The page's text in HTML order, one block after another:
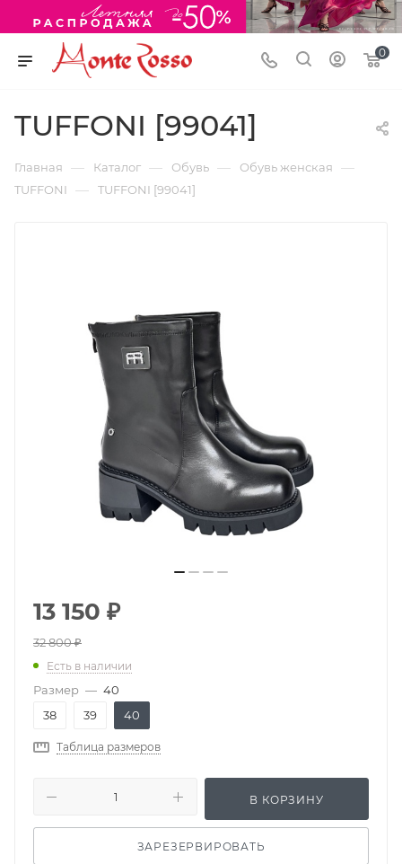
0
TUFFONI [99041]
Главная — Каталог — Обувь — Обувь женская —
TUFFONI — TUFFONI [99041]
13 150 ₽
32 800₽
Есть в наличии
Размер — 40
38
39 40
Таблица размеров
В КОРЗИНУ
ЗАРЕЗЕРВИРОВАТЬ